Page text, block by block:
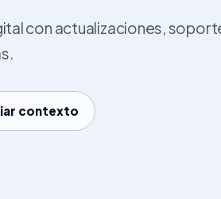
con actualizaciones,
contexto